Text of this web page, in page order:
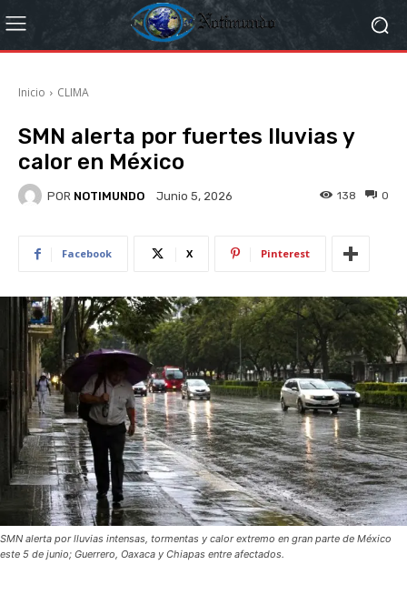
Inicio CLIMA
SMN alerta por fuertes lluvias y
calor en México
POR NOTIMUNDO Junio 5, 2026 0
138
Facebook X Pinterest
SMN alerta por lluvias intensas, tormentas y calor extremo en gran parte de México
este 5 de junio; Guerrero, Oaxaca y Chiapas entre afectados.